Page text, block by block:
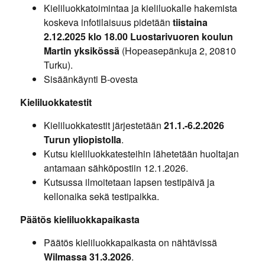
Kieliluokkatoimintaa ja kieliluokalle hakemista
koskeva infotilaisuus pidetääntiistaina
2.12.2025 klo 18.00 Luostarivuoren koulun
Martin yksikössä (Hopeasepänkuja 2, 20810
Turku).
Sisäänkäynti B-ovesta
Kieliluokkatestit
Kieliluokkatestit järjestetään21.1.-6.2.2026
Turun yliopistolla.
Kutsu kieliluokkatesteihin lähetetään huoltajan
antamaan sähköpostiin 12.1.2026.
Kutsussa ilmoitetaan lapsen testipäivä ja
kellonaika sekä testipaikka.
Päätös kieliluokkapaikasta
Päätös kieliluokkapaikasta on nähtävissä
Wilmassa 31.3.2026.